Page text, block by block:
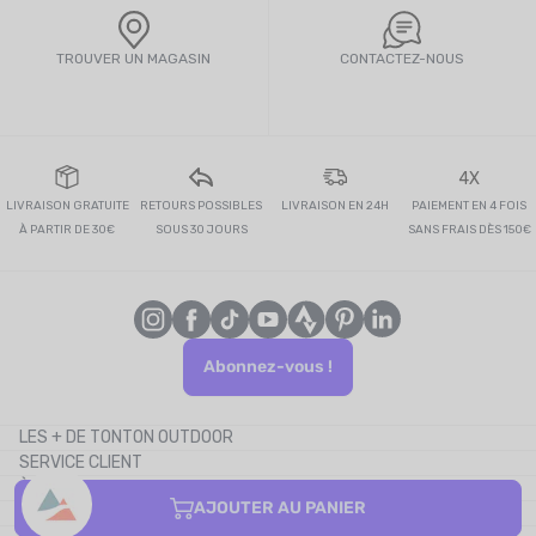
AJOUTER AU PANIER
TROUVER UN MAGASIN CONTACTEZ-NOUS
LIVRAISON GRATUITE
À PARTIR DE 30€
RETOURS POSSIBLES
SOUS 30 JOURS
LIVRAISON EN 24H
4X
PAIEMENT EN 4 FOIS
SANS FRAIS DÈS 150€
Abonnez-vous !
LES + DE TONTON OUTDOOR
Le blog
Le cashback
SERVICE CLIENT
À PROPOS
CONTACTEZ-NOUS